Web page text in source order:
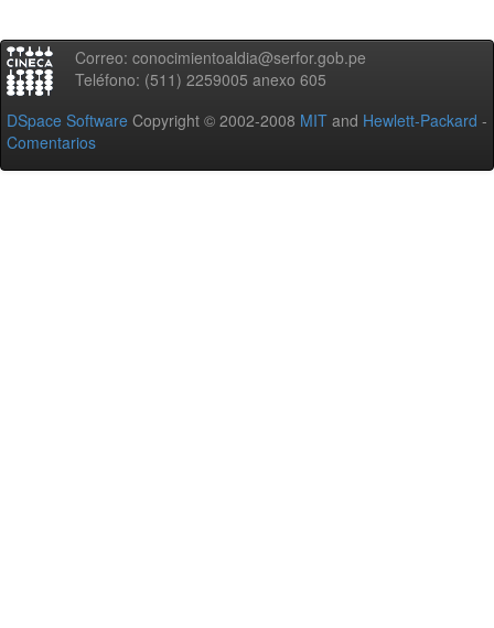
Correo: conocimientoaldia@serfor.gob.pe
Teléfono: (511) 2259005 anexo 605
DSpace Software Copyright © 2002-2008 MIT and Hewlett-Packard -
Comentarios